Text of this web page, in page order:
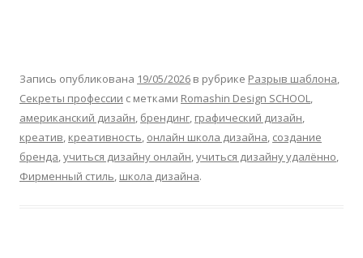
Запись опубликована 19/05/2026 в рубрике Разрыв шаблона
Секреты профессии с метками Romashin Design SCHOOL
американский дизайн брендинг графический дизайн
креатив креативность онлайн школа дизайна создание
бренда учиться дизайну онлайн учиться дизайну удалённо
Фирменный стиль школа дизайна.